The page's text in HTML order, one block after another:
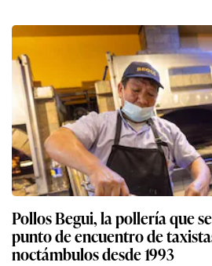
Pollos Begui, la pollería que
punto de encuentro de
noctámbulos desde 1993